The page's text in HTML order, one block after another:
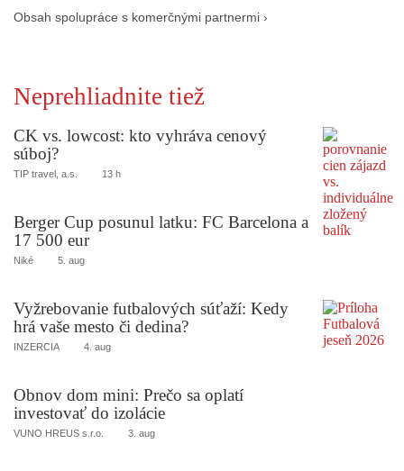
Obsah spolupráce s komerčnými partnermi ›
Neprehliadnite tiež
CK vs. lowcost: kto vyhráva cenový
súboj?
TIP travel, a.s. 13 h
Berger Cup posunul latku: FC Barcelona a
17 500 eur
Niké 5. aug
Vyžrebovanie futbalových súťaží: Kedy
hrá vaše mesto či dedina?
INZERCIA 4. aug
Obnov dom mini: Prečo sa oplatí
investovať do izolácie
VUNO HREUS s.r.o. 3. aug